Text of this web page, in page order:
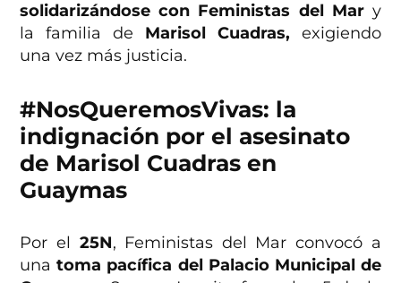
solidarizándose con Feministas del Mary
la familia de Marisol Cuadras, exigiendo
una vez más justicia.
#NosQueremosVivas: la
indignación por el asesinato
de Marisol Cuadras en
Guaymas
Por el 25N, Feministas del Mar convocó a
unatoma pacífica del Palacio Municipal de